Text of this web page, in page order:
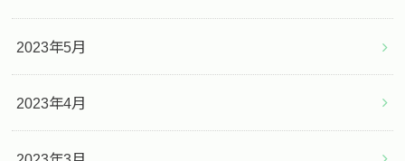
2023年5月
2023年4月